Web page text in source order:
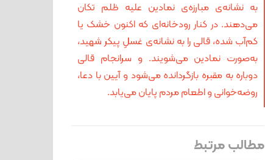
به نشانه‌ی مبارزه‌ی نمادین علیه ظلم تکان
می‌دهند. در کنار رودخانه‌ای که اکنون خشک یا
کم‌آب شده، قالی را به نشانه‌ی غسلِ پیکر شهید،
به‌صورت نمادین می‌شویند. و سرانجام قالی
دوباره به مقبره بازگردانده می‌شود و آیین با دعا،
روضه‌خوانی و اطعام مردم پایان می‌یابد.
مطالب مرتبط